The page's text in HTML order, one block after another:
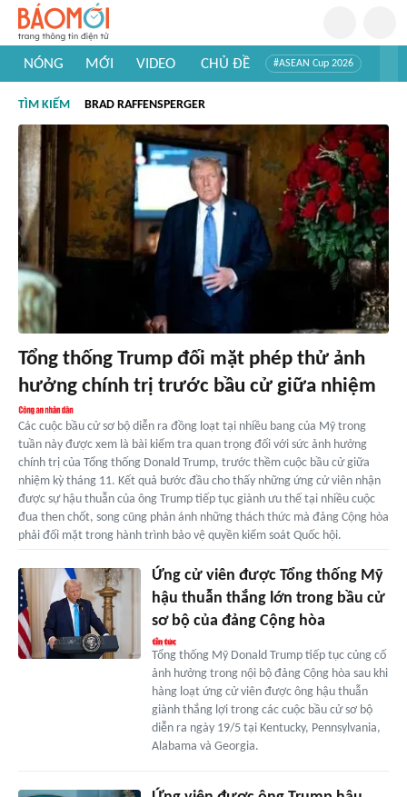
NÓNG MỚI VIDEO CHỦ ĐỀ #ASEAN Cup 2026
#Khám phá thế giới
TÌM KIẾM BRAD RAFFENSPERGER
Tổng thống Trump đối mặt phép thử ảnh
hưởng chính trị trước bầu cử giữa nhiệm
Các cuộc bầu cử sơ bộ diễn ra đồng loạt tại nhiều bang của Mỹ trong
tuần này được xem là bài kiểm tra quan trọng đối với sức ảnh hưởng
chính trị của Tổng thống Donald Trump, trước thềm cuộc bầu cử giữa
nhiệm kỳ tháng 11. Kết quả bước đầu cho thấy những ứng cử viên nhận
được sự hậu thuẫn của ông Trump tiếp tục giành ưu thế tại nhiều cuộc
đua then chốt, song cũng phản ánh những thách thức mà đảng Cộng hòa
phải đối mặt trong hành trình bảo vệ quyền kiểm soát Quốc hội.
Ứng cử viên được Tổng thống Mỹ
hậu thuẫn thắng lớn trong bầu cử
sơ bộ của đảng Cộng hòa
Tổng thống Mỹ Donald Trump tiếp tục củng cố
ảnh hưởng trong nội bộ đảng Cộng hòa sau khi
hàng loạt ứng cử viên được ông hậu thuẫn
giành thắng lợi trong các cuộc bầu cử sơ bộ
diễn ra ngày 19/5 tại Kentucky, Pennsylvania,
Alabama và Georgia.